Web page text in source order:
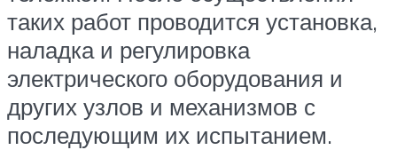
таких работ проводится установка,
наладка и регулировка
электрического оборудования и
других узлов и механизмов с
последующим их испытанием.